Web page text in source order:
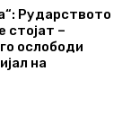
Рударството
стојат –
ослободи
на